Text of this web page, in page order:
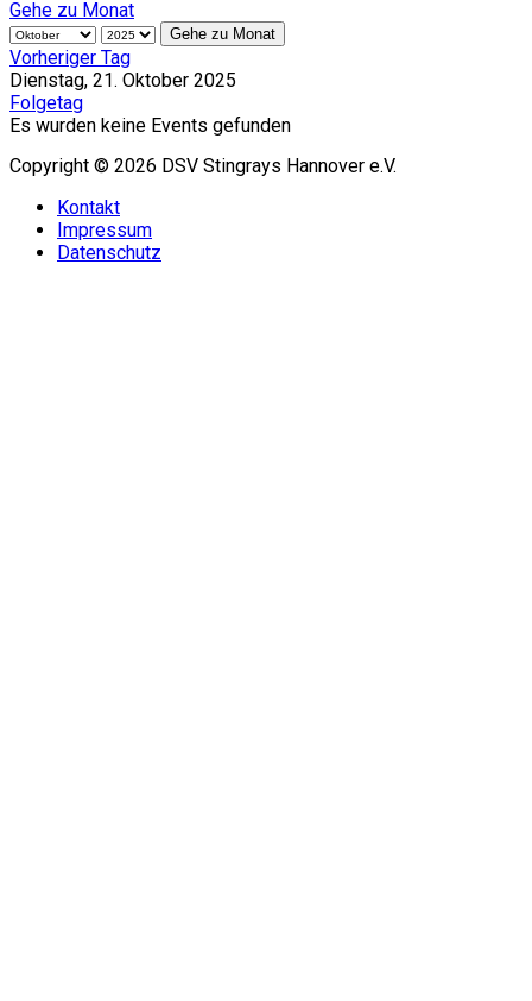
Gehe zu Monat
Gehe zu Monat
Vorheriger Tag
Dienstag, 21. Oktober 2025
Folgetag
Es wurden keine Events gefunden
Copyright © 2026 DSV Stingrays Hannover e.V.
Kontakt
Impressum
Datenschutz